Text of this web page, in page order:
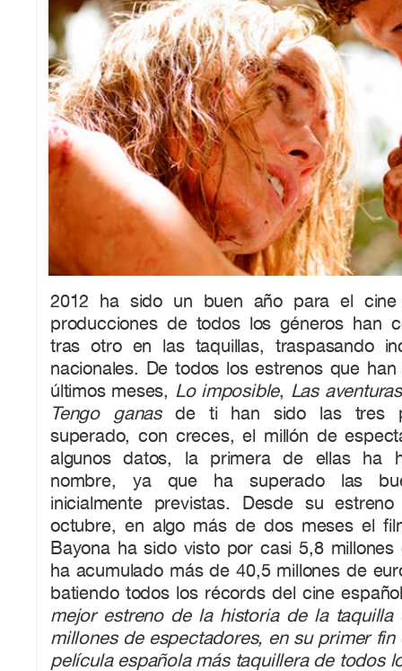
2012 ha sido un buen año para el cine
producciones de todos los géneros han
tras otro en las taquillas, traspasando
nacionales. De todos los estrenos que
últimos meses, Lo imposible, Las
Tengo ganasde ti han sido las tres
superado, con creces, el millón de
algunos datos, la primera de ellas ha
nombre, ya que ha superado las
inicialmente previstas. Desde su
octubre, en algo más de dos meses el
Bayona ha sido visto por casi 5,8
ha acumulado más de 40,5 millones de
batiendo todos los récords del cine
mejor estreno de la historia de la taquilla
millones de espectadores, en su primer fin
película española más taquillera de todos